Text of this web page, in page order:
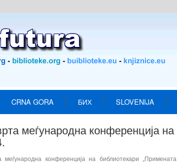
CRNA GORA БИХ SLOVENIJA
меѓународна конференција
меѓународна конференција на библиотекари